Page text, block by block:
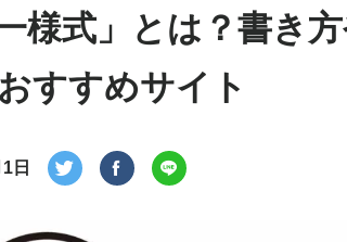
様式」とは？書き
すすめサイト
日